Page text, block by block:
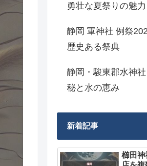
勇壮な夏祭りの魅力
静岡 軍神社 例祭
歴史ある祭典
静岡・駿東郡水神
秘と水の恵み
新着記事
櫛田神